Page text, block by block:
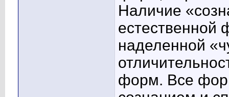
Наличие
наделенной
форм. Все